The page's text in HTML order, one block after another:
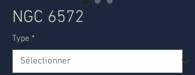
NGC 6572
Type *